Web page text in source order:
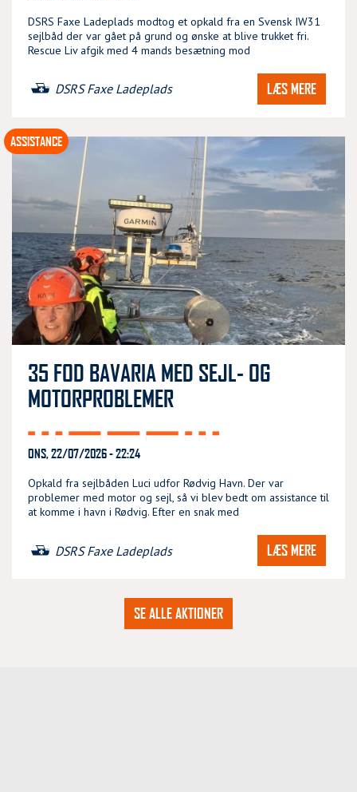
DSRS Faxe Ladeplads modtog et opkald fra en Svensk IW31
sejlbåd der var gået på grund og ønske at blive trukket fri.
Rescue Liv afgik med 4 mands besætning mod
DSRS Faxe Ladeplads LÆS MERE
35 FOD BAVARIA MED SEJL- OG
MOTORPROBLEMER
ONS, 22/07/2026 - 22:24
Opkald fra sejlbåden Luci udfor Rødvig Havn. Der var
problemer med motor og sejl, så vi blev bedt om assistance til
at komme i havn i Rødvig. Efter en snak med
DSRS Faxe Ladeplads LÆS MERE
ASSISTANCE
SE ALLE AKTIONER